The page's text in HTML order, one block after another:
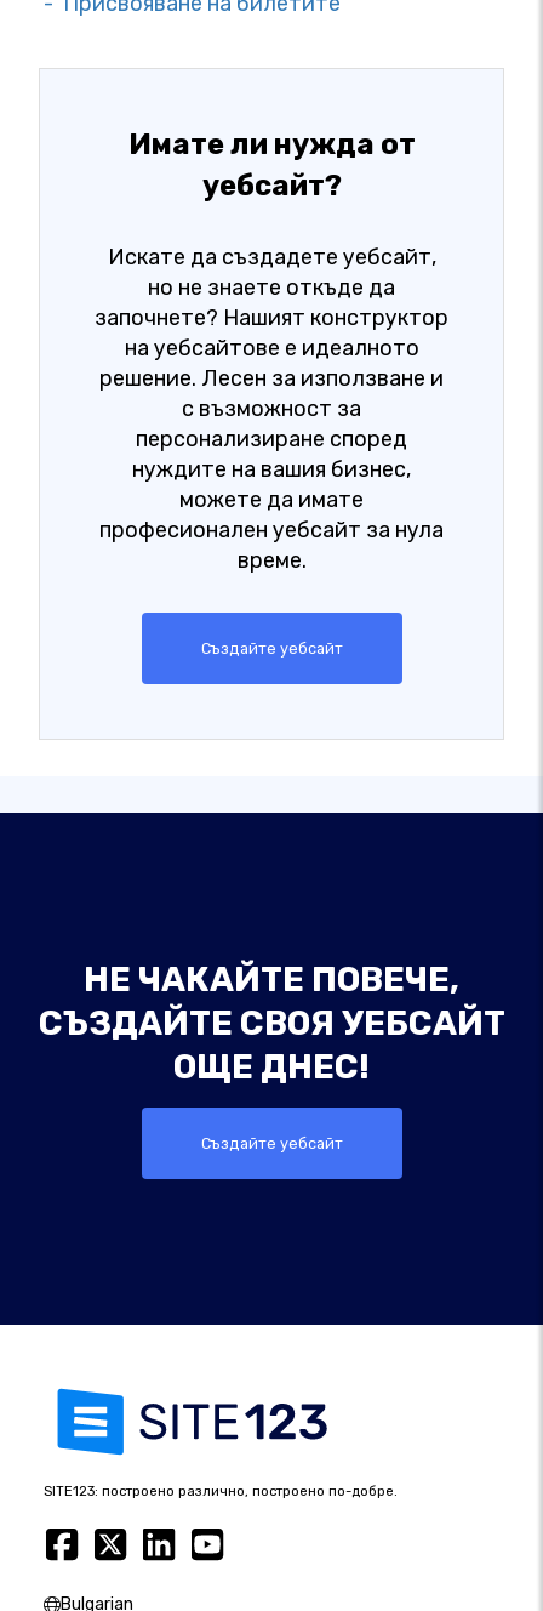
Имате ли нужда от
уебсайт?
Искате да създадете уебсайт,
но не знаете откъде да
започнете? Нашият конструктор
на уебсайтове е идеалното
решение. Лесен за използване и
с възможност за
персонализиране според
нуждите на вашия бизнес,
можете да имате
професионален уебсайт за нула
време.
Създайте уебсайт
НЕ ЧАКАЙТЕ ПОВЕЧЕ,
СЪЗДАЙТЕ СВОЯ УЕБСАЙТ
ОЩЕ ДНЕС!
Създайте уебсайт
SITE123: построено различно, построено по-добре.
Bulgarian